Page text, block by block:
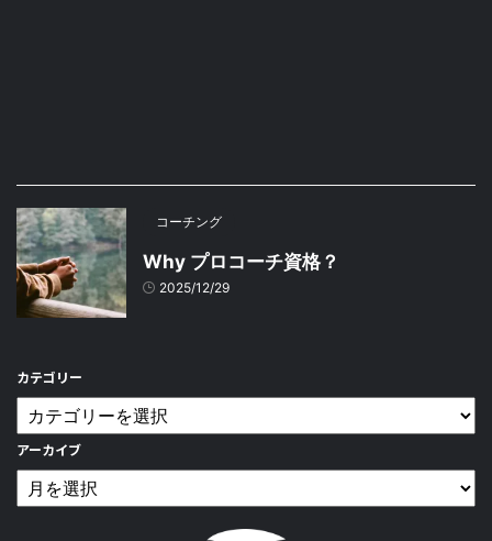
コーチング
Why プロコーチ資格？
2025/12/29
カテゴリー
アーカイブ